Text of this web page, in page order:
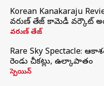
Korean Kanakaraju
వరుణ్ తేజ్ కామెడీ వర్కౌట్
వరుణ్ తేజ్
Rare Sky Spectacle:
రెండు చీకట్లు, ఉల్కాపాతం
స్పెయిన్